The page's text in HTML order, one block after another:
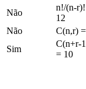
Não
n!/(n-
12
Não C(n,r)
Sim
C(n+r-
= 10